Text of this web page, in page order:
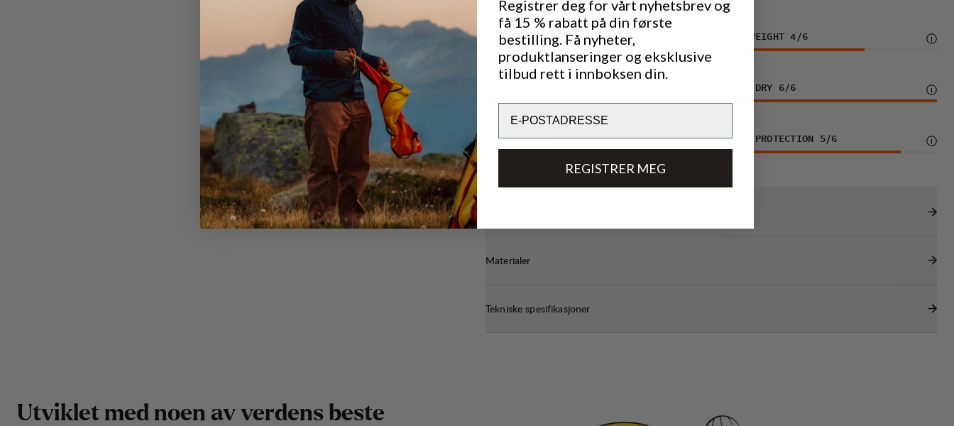
INSULATION 3/6 LIGHTWEIGHT 4 /6
QUICK-DRY 6/6
SUPPORT 6/6 WATER PROTECTION 5/6
Materialer
Tekniske spesifikasjoner
Utviklet med noen av verdens beste
Registrer deg for vårt nyhetsbrev og
få 15 % rabatt på din første
bestilling. Få nyheter,
produktlanseringer og eksklusive
tilbud rett i innboksen din.
REGISTRER MEG